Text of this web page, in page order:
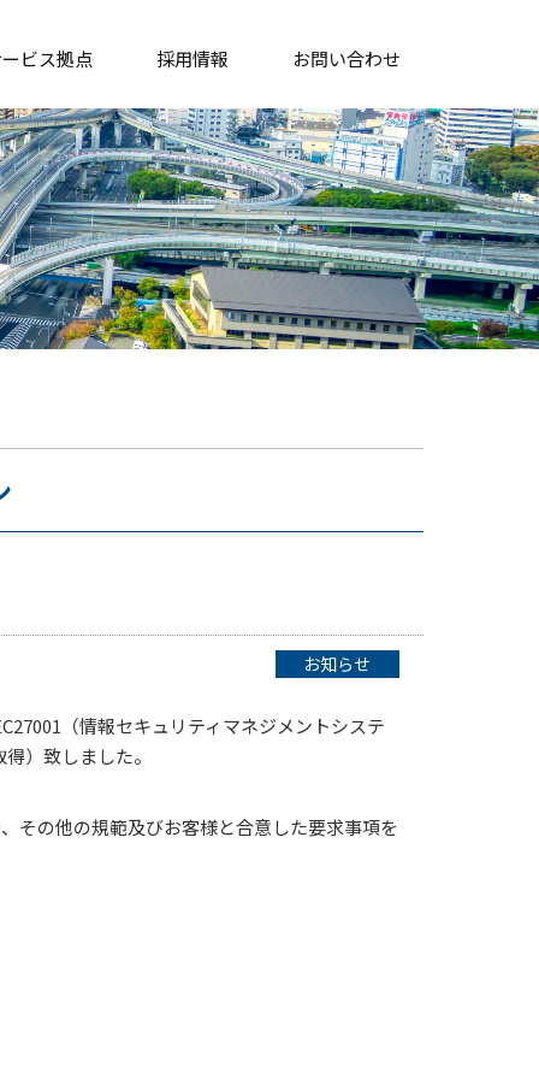
ビス拠点 採用情報 お問い合わせ
お知らせ
（情報セキュリティマネジメントシステ
）致しました。
その他の規範及びお客様と合意した要求事項を